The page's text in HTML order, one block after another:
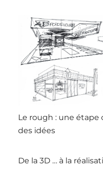
Le rough : une étape
des idées
De la 3D … à la